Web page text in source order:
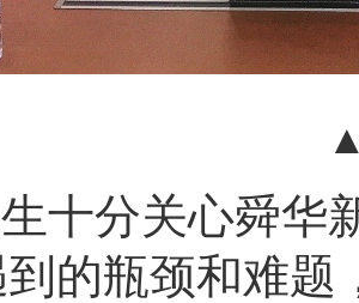
十分关心舜华
的瓶颈和难